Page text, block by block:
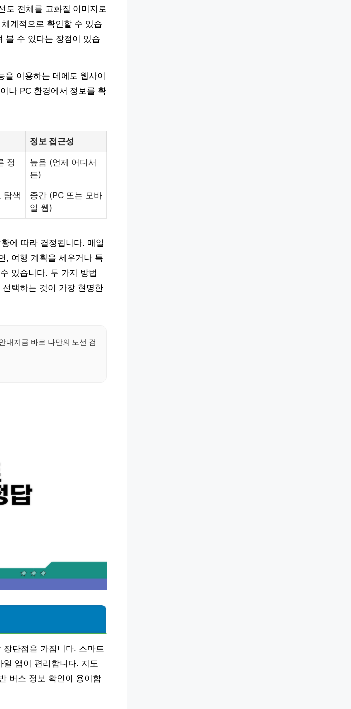
도 전체를 고화질 이미지로
계적으로 확인할 수 있습
볼 수 있다는 장점이 있습
이용하는 데에도 웹사이
나 PC 환경에서 정보를 확
정보 접근성
정
높음 (언제 어디서
든)
탐색
중간 (PC 또는 모바
일 웹)
에 따라 결정됩니다. 매일
, 여행 계획을 세우거나 특
있습니다. 두 가지 방법
택하는 것이 가장 현명한
내지금 바로 나만의 노선 검
단점을 가집니다. 스마트
앱이 편리합니다. 지도
버스 정보 확인이 용이합